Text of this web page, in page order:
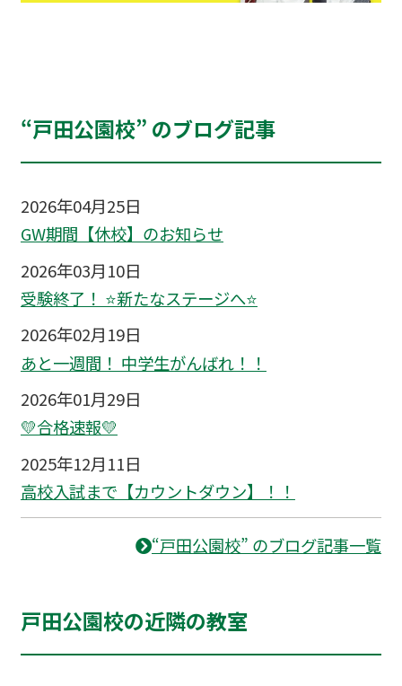
“戸田公園校” のブログ記事
2026年04月25日
GW期間【休校】のお知らせ
2026年03月10日
受験終了！ ⭐新たなステージへ⭐
2026年02月19日
あと一週間！ 中学生がんばれ！！
2026年01月29日
💛合格速報💛
2025年12月11日
高校入試まで【カウントダウン】！！
“戸田公園校” のブログ記事一覧
戸田公園校の近隣の教室